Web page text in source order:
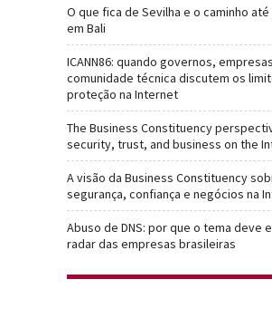
O que fica de Sevilha e o caminho até
em Bali
ICANN86: quando governos,
comunidade técnica discutem os
proteção na Internet
The Business Constituency
security, trust, and business on the
A visão da Business Constituency
segurança, confiança e negócios na
Abuso de DNS: por que o tema deve
radar das empresas brasileiras